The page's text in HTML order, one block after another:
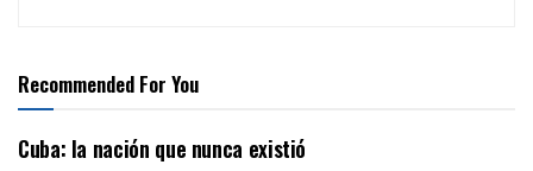
Recommended For You
Cuba: la nación que nunca existió